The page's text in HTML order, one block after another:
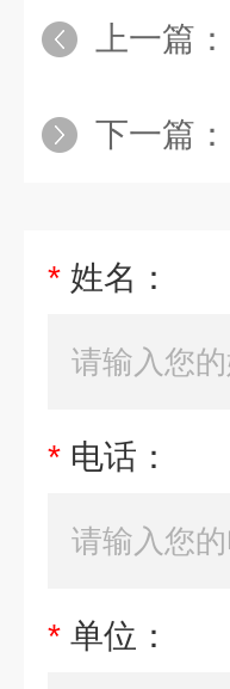
上一篇：
下一篇：
* 姓名：
* 电话：
* 单位：